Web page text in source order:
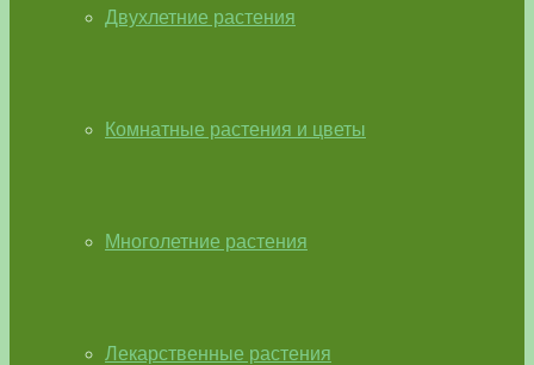
Двухлетние растения
Комнатные растения и цветы
Многолетние растения
Лекарственные растения